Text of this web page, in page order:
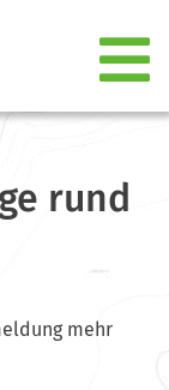
rund
mehr